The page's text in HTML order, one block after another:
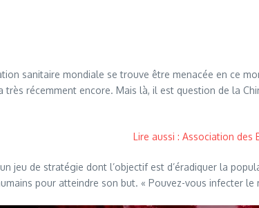
sanitaire mondiale se trouve être menacée en ce
très récemment encore. Mais là, il est question de la
Lire aussi : Association des
jeu de stratégie dont l’objectif est d’éradiquer la
pour atteindre son but. « Pouvez-vous infecter